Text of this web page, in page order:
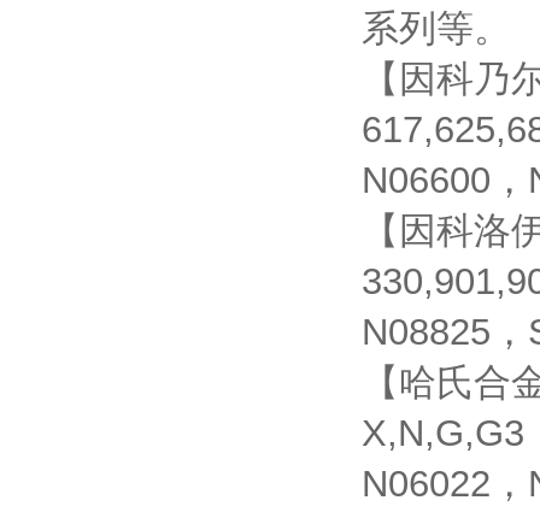
系列等。
【因科乃
N06600
【因科洛
N08825
【哈氏合
X,N,G,G3
N06022